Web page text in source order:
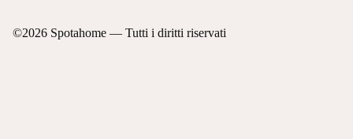
©2026 Spotahome — Tutti i diritti riservati